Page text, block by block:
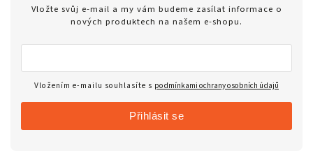
Vložte svůj e-mail a my vám budeme zasílat informace o
nových produktech na našem e-shopu.
Vložením e-mailu souhlasíte s podmínkami ochrany osobních údajů
Přihlásit se